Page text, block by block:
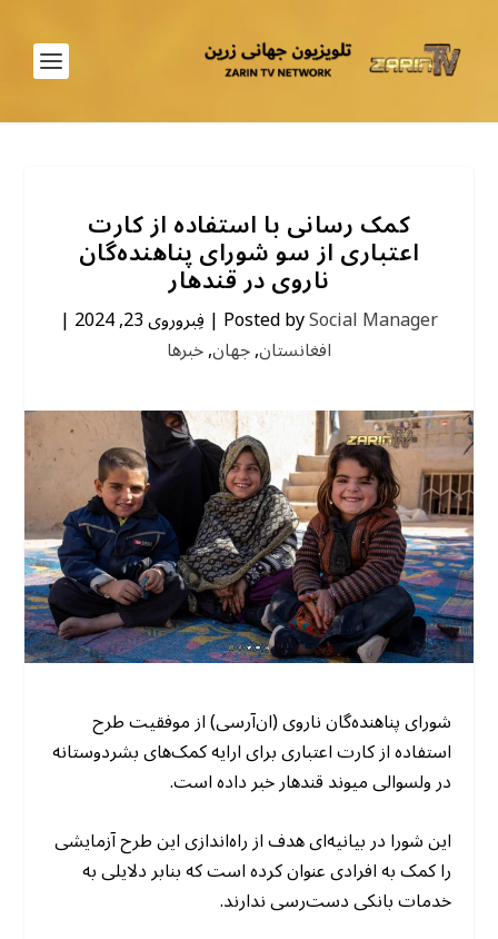
کمک رسانی با استفاده از کارت
اعتباری از سو شورای پناهنده‌گان
ناروی در قندهار
Posted bySocial Manager
| فِبروروی 23, 2024 |
افغانستان,جهان,خبرها
شورای پناهنده‌گان ناروی (ان‌آر‌سی) از موفقیت طرح
استفاده از کارت اعتباری برای ارایه کمک‌های بشردوستانه
در ولسوالی میوند قندهار خبر داده است.
این شورا در بیانیه‌ای هدف از راه‌اندازی این طرح آزمایشی
را کمک به افرادی عنوان کرده است که بنابر دلایلی به
خدمات بانکی دست‌رسی ندارند.